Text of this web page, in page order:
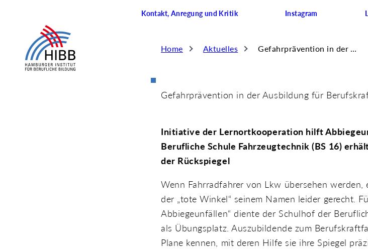
Kontakt, Anregung und Kritik Instagram
Home Aktuelles Gefahrprävention in der Ausbildung für Berufskraftfahrer
Gefahrprävention in der Ausbildung für
Initiative der Lernortkooperation hilft
Berufliche Schule Fahrzeugtechnik (BS 16)
der Rückspiegel
Wenn Fahrradfahrer von Lkw übersehen
der „tote Winkel“ seinem Namen leider gerecht.
Abbiegeunfällen“ diente der Schulhof der
als Übungsplatz. Auszubildende zum
Plane kennen, mit deren Hilfe sie ihre Spiegel